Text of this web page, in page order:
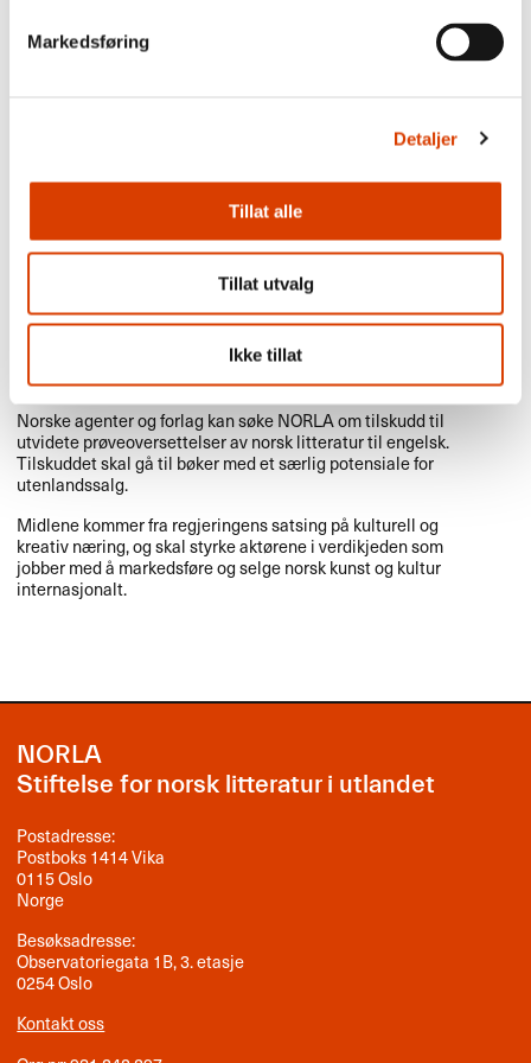
Markedsføring
Detaljer
Tillat alle
Tillat utvalg
Ikke tillat
NORLAom tilskudd til prøveoversettelser av norske bøker.
Det kan søkes om tilskudd til både skjønnlitteratur og
NORLAs kriterier for oversettelsestilskudd. Oversettelsen må
Tilskudd til prøveoversettelser av NORLAs fokustitler vil
Søknadsfrist: Utvidete
prøveoversettelser av norsk litteratur
Norske agenter og forlag kan søkeNORLAom tilskudd til
utvidete prøveoversettelser av norsk litteratur til engelsk.
Tilskuddet skal gå til bøker med et særlig potensiale for
utenlandssalg.
Midlene kommer fra regjeringens satsing på kulturell og
kreativ næring, og skal styrke aktørene i verdikjeden som
jobber med å markedsføre og selge norsk kunst og kultur
internasjonalt.
NORLA
Stiftelse for norsk litteratur i utlandet
Postadresse:
Postboks 1414 Vika
0115 Oslo
Norge
Besøksadresse:
Observatoriegata 1B, 3. etasje
0254 Oslo
Kontakt oss